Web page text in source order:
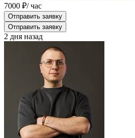
7000 ₽/ час
Отправить заявку
Отправить заявку
2 дня назад